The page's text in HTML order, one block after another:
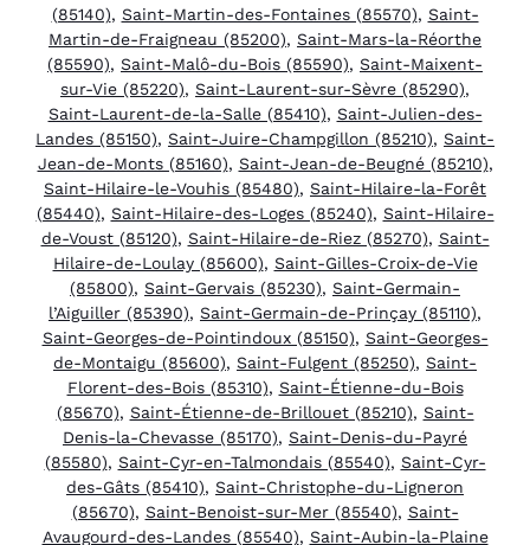
(85140), Saint-Martin-des-Fontaines (85570), Saint-
Martin-de-Fraigneau (85200), Saint-Mars-la-Réorthe
(85590), Saint-Malô-du-Bois (85590), Saint-Maixent-
sur-Vie (85220), Saint-Laurent-sur-Sèvre (85290),
Saint-Laurent-de-la-Salle (85410), Saint-Julien-des-
Landes (85150), Saint-Juire-Champgillon (85210), Saint-
Jean-de-Monts (85160), Saint-Jean-de-Beugné (85210),
Saint-Hilaire-le-Vouhis (85480), Saint-Hilaire-la-Forêt
(85440), Saint-Hilaire-des-Loges (85240), Saint-Hilaire-
de-Voust (85120), Saint-Hilaire-de-Riez (85270), Saint-
Hilaire-de-Loulay (85600), Saint-Gilles-Croix-de-Vie
(85800), Saint-Gervais (85230), Saint-Germain-
l’Aiguiller (85390), Saint-Germain-de-Prinçay (85110),
Saint-Georges-de-Pointindoux (85150), Saint-Georges-
de-Montaigu (85600), Saint-Fulgent (85250), Saint-
Florent-des-Bois (85310), Saint-Étienne-du-Bois
(85670), Saint-Étienne-de-Brillouet (85210), Saint-
Denis-la-Chevasse (85170), Saint-Denis-du-Payré
(85580), Saint-Cyr-en-Talmondais (85540), Saint-Cyr-
des-Gâts (85410), Saint-Christophe-du-Ligneron
(85670), Saint-Benoist-sur-Mer (85540), Saint-
Avaugourd-des-Landes (85540), Saint-Aubin-la-Plaine